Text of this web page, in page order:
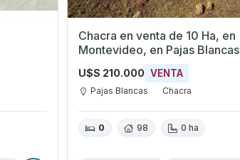
Chacra en venta de 10 Ha, en
Montevideo, en Pajas Blancas
U$S 210.000 VENTA
Pajas Blancas Chacra
0 98 0 ha